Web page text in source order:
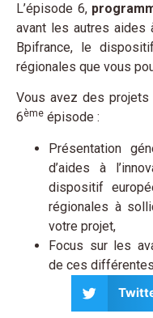
L’épisode 6,
avant les autres aides
Bpifrance, le
régionales que vous
Vous avez des projets
6ème épisode :
Présentation
d’aides à
dispositif
régionales à
votre projet,
Focus sur les
de ces